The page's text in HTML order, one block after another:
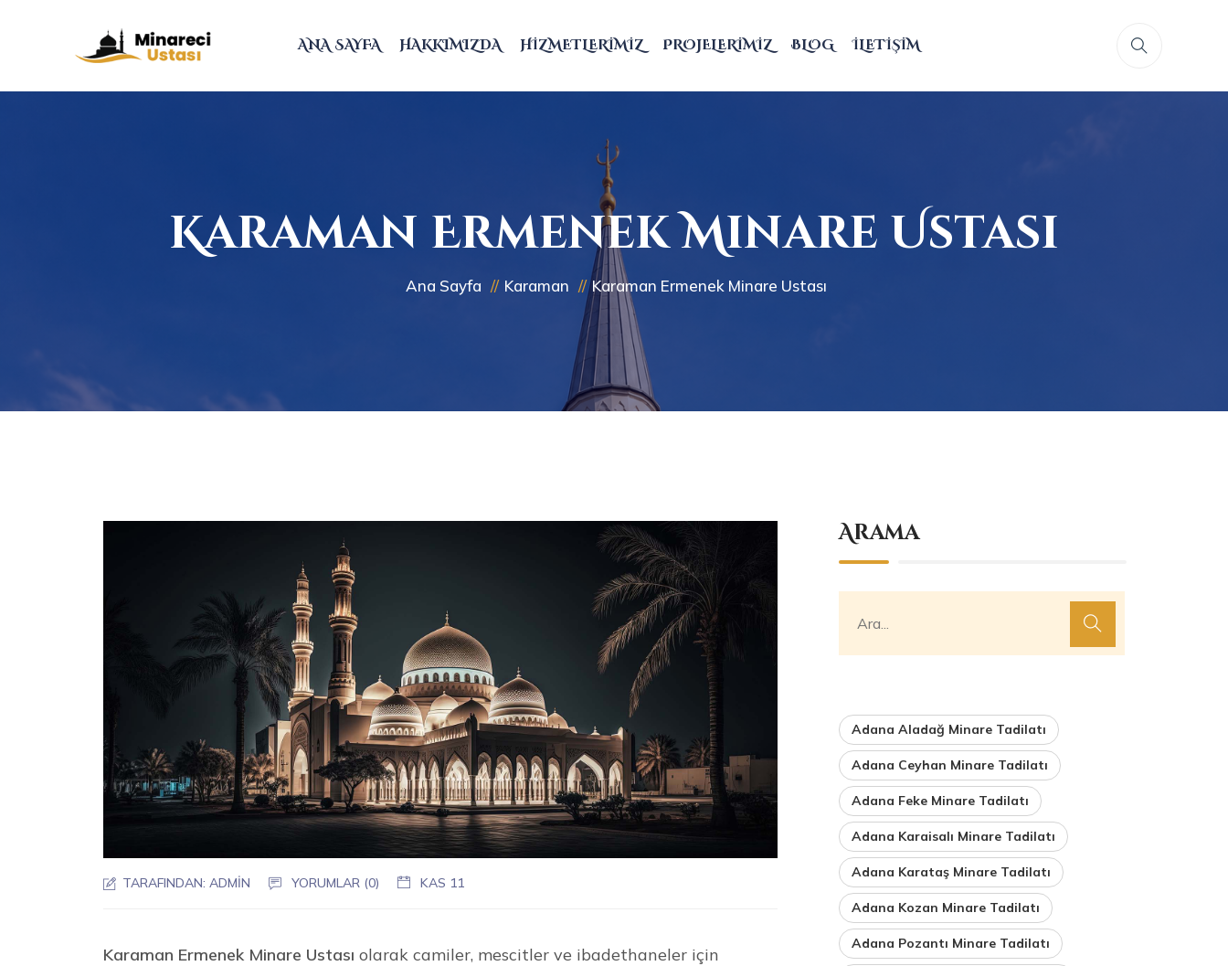
ANA SAYFA HAKKIMIZDA HIZMETLERIMIZ PROJELERIMIZ BLOG İLETIŞIM
Karaman Ermenek Minare Ustası
Ana Sayfa Karaman Karaman Ermenek Minare Ustası
TARAFINDAN:ADMIN YORUMLAR (0) KAS 11
Karaman Ermenek Minare Ustası olarak camiler, mescitler ve ibadethaneler için
Arama
Adana Aladağ Minare Tadilatı
Adana Ceyhan Minare Tadilatı
Adana Feke Minare Tadilatı
Adana Karaisalı Minare Tadilatı
Adana Karataş Minare Tadilatı
Adana Kozan Minare Tadilatı
Adana Pozantı Minare Tadilatı